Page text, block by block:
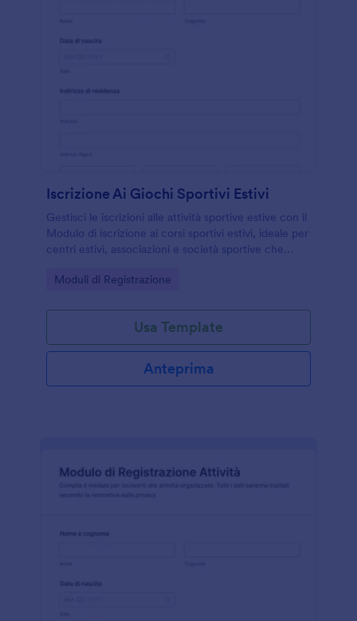
Iscrizione Ai Giochi Sportivi Estivi
Gestisci le iscrizioni alle attività sportive estive con il
Modulo di iscrizione ai corsi sportivi estivi, ideale per
centri estivi, associazioni e società sportive che
modulo online.
Go to Category:
Moduli di Registrazione
Usa Template
Anteprima